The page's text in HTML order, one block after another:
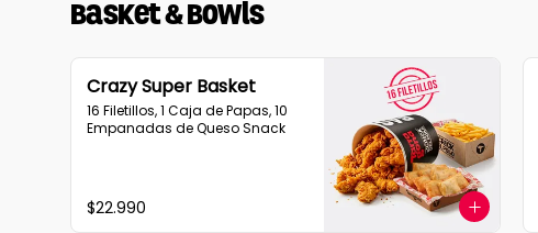
Basket & Bowls
Crazy Super Basket
16 Filetillos, 1 Caja de Papas, 10
Empanadas de Queso Snack
$22.990